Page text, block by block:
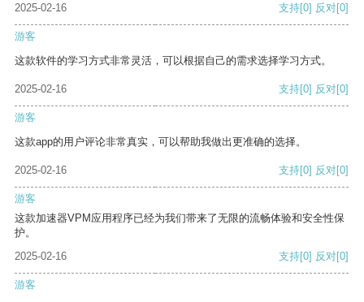
2025-02-16 支持[0] 反对[0]
游客
这款软件的学习方式非常灵活，可以根据自己的需求选择学习方式。
2025-02-16 支持[0] 反对[0]
游客
这款app的用户评论非常真实，可以帮助我做出更准确的选择。
2025-02-16 支持[0] 反对[0]
游客
这款加速器VPM应用程序已经为我们带来了无限的流畅体验和安全性保
护。
2025-02-16
支持[0] 反对[0]
游客